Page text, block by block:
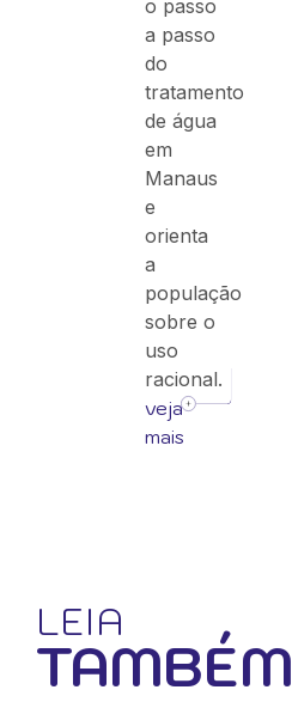
o passo
a passo
do
tratamento
de água
em
Manaus
e
orienta
a
população
sobre o
uso
racional.
veja
mais
LEIA
TAMBÉM